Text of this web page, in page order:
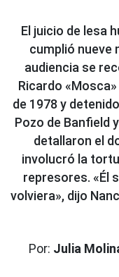
El juicio de lesa
cumplió nueve
audiencia se
Ricardo
de 1978 y
Pozo de Banfield
detallaron el
involucró la
represores. «Él
volviera», dijo
Por: Julia